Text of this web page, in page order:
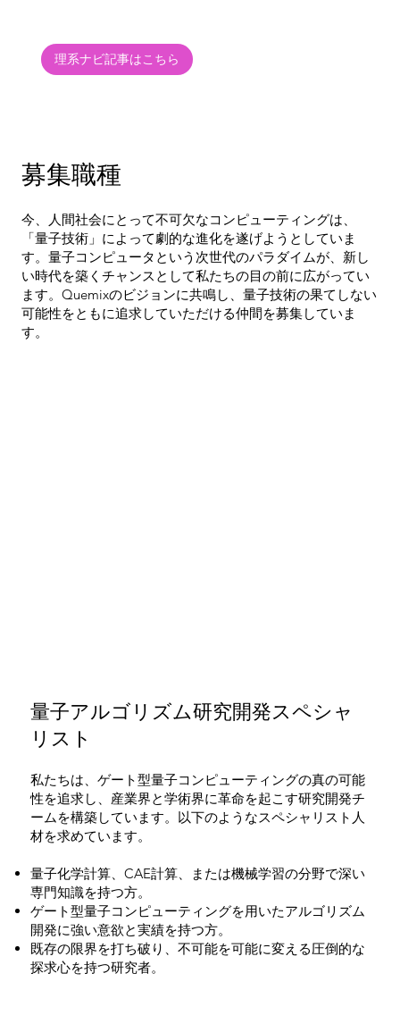
理系ナビ記事はこちら
募集職種
今、人間社会にとって不可欠なコンピューティングは、
「量子技術」によって劇的な進化を遂げようとしていま
す。量子コンピュータという次世代のパラダイムが、新し
い時代を築くチャンスとして私たちの目の前に広がってい
ます。Quemixのビジョンに共鳴し、量子技術の果てしない
可能性をともに追求していただける仲間を募集していま
す。
量子アルゴリズム研究開発スペシャ
リスト
私たちは、ゲート型量子コンピューティングの真の可能
性を追求し、産業界と学術界に革命を起こす研究開発チ
ームを構築しています。以下のようなスペシャリスト人
材を求めています。
量子化学計算、CAE計算、または機械学習の分野で深い
専門知識を持つ方。
ゲート型量子コンピューティングを用いたアルゴリズム
開発に強い意欲と実績を持つ方。
既存の限界を打ち破り、不可能を可能に変える圧倒的な
探求心を持つ研究者。